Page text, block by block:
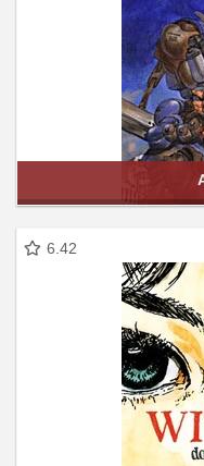
6.42